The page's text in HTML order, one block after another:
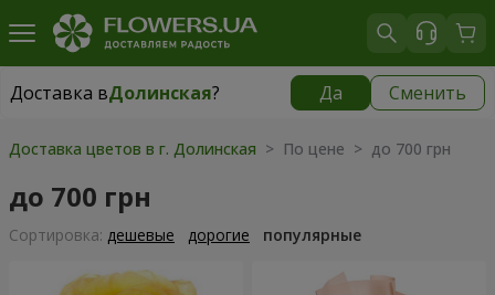
Доставка вДолинская? Да Сменить
Доставка вДолинская|
Доставка цветов в г. Долинская > По цене > до 700 грн
до 700 грн
Cортировка: дешевые дорогие популярные